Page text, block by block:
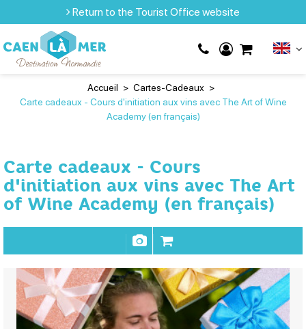
Return to the Tourist Office website
Accueil > Cartes-Cadeaux >
Carte cadeaux - Cours d'initiation aux vins avec The Art of Wine
Academy (en français)
Carte cadeaux - Cours
d'initiation aux vins avec The Art
of Wine Academy (en français)